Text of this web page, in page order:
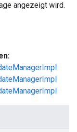
angezeigt wird.